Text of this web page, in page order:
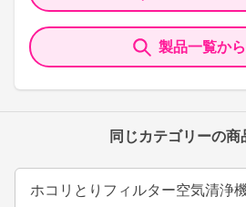
製品一覧か
同じカテゴリーの商
ホコリとりフィルター空気清浄